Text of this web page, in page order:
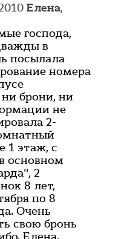
Елена,
господа,
в
посылала
номера
брони, ни
не
2-
1 этаж, с
основном
2
8 лет,
по 8
Очень
свою бронь